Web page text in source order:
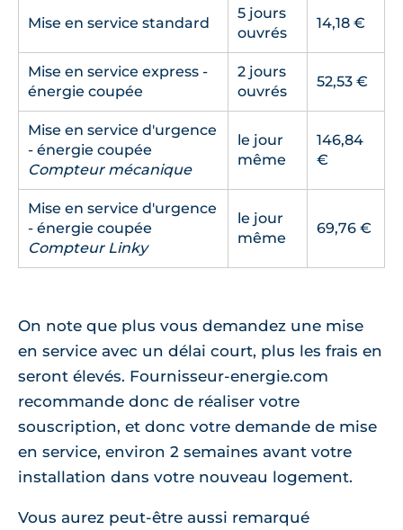
Mise en service standard
5 jours
ouvrés
14,18 €
Mise en service express -
énergie coupée
2 jours
ouvrés
52,53 €
Mise en service d'urgence
- énergie coupée
Compteur mécanique
le jour
même
146,84
€
Mise en service d'urgence
- énergie coupée
Compteur Linky
le jour
même
69,76 €
On note que plus vous demandez une mise
en service avec un délai court, plus les frais en
seront élevés. Fournisseur-energie.com
recommande donc de réaliser votre
souscription, et donc votre demande de mise
en service, environ 2 semaines avant votre
installation dans votre nouveau logement.
Vous aurez peut-être aussi remarqué